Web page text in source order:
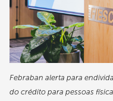
Febraban alerta para
do crédito para pessoas